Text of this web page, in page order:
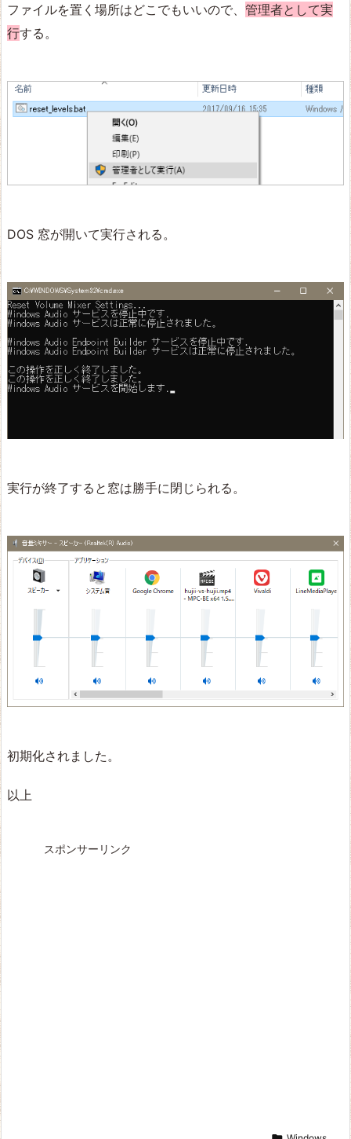
ファイルを置く場所はどこでもいいので、 管理者として実
行する。
DOS 窓が開いて実行される。
実行が終了すると窓は勝手に閉じられる。
初期化されました。
以上
スポンサーリンク